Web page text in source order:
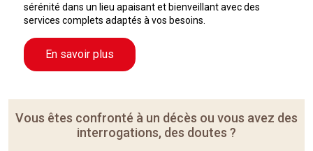
sérénité dans un lieu apaisant et bienveillant avec des
services complets adaptés à vos besoins.
En savoir plus
Vous êtes confronté à un décès ou vous avez des
interrogations, des doutes ?